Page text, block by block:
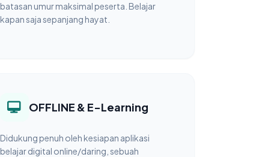
batasan umur maksimal peserta. Belajar
kapan saja sepanjang hayat.
OFFLINE & E-Learning
Didukung penuh oleh kesiapan aplikasi
belajar digital online/daring, sebuah